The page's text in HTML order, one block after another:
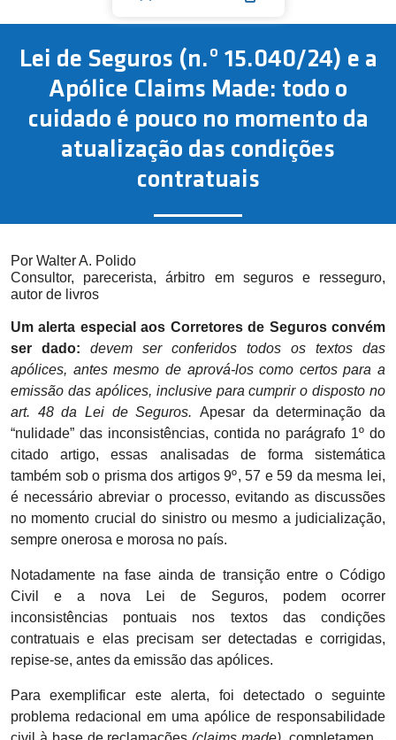
Lei de Seguros (n.º 15.040/24) e a
Apólice Claims Made: todo o
cuidado é pouco no momento da
atualização das condições
contratuais
Por Walter A. Polido
Consultor, parecerista, árbitro em seguros e resseguro,
autor de livros
Um alerta especial aos Corretores de Seguros convém
ser dado: devem ser conferidos todos os textos das
apólices, antes mesmo de aprová-los como certos para a
emissão das apólices, inclusive para cumprir o disposto no
art. 48 da Lei de Seguros. Apesar da determinação da
“nulidade” das inconsistências, contida no parágrafo 1º do
citado artigo, essas analisadas de forma sistemática
também sob o prisma dos artigos 9º, 57 e 59 da mesma lei,
é necessário abreviar o processo, evitando as discussões
no momento crucial do sinistro ou mesmo a judicialização,
sempre onerosa e morosa no país.
Notadamente na fase ainda de transição entre o Código
Civil e a nova Lei de Seguros, podem ocorrer
inconsistências pontuais nos textos das condições
contratuais e elas precisam ser detectadas e corrigidas,
repise-se, antes da emissão das apólices.
Para exemplificar este alerta, foi detectado o seguinte
problema redacional em uma apólice de responsabilidade